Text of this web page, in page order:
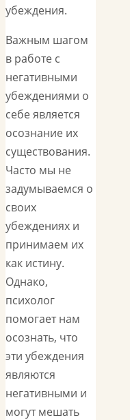
убеждения.
Важным шагом
в работе с
негативными
убеждениями о
себе является
осознание их
существования.
Часто мы не
задумываемся о
своих
убеждениях и
принимаем их
как истину.
Однако,
психолог
помогает нам
осознать, что
эти убеждения
являются
негативными и
могут мешать